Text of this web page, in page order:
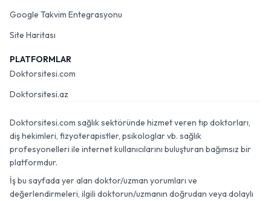
Google Takvim Entegrasyonu
Site Haritası
PLATFORMLAR
Doktorsitesi.com
Doktorsitesi.az
Doktorsitesi.com sağlık sektöründe hizmet veren tıp doktorları,
diş hekimleri, fizyoterapistler, psikologlar vb. sağlık
profesyonelleri ile internet kullanıcılarını buluşturan bağımsız bir
platformdur.
İş bu sayfada yer alan doktor/uzman yorumları ve
değerlendirmeleri, ilgili doktorun/uzmanın doğrudan veya dolaylı